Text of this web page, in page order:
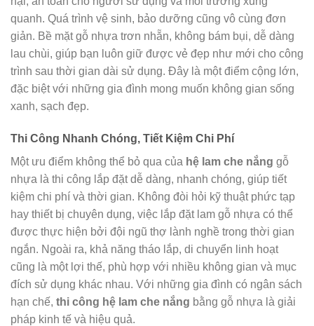
quanh. Quá trình vệ sinh, bảo dưỡng cũng vô cùng đơn
giản. Bề mặt gỗ nhựa trơn nhẵn, không bám bụi, dễ dàng
lau chùi, giúp bạn luôn giữ được vẻ đẹp như mới cho công
trình sau thời gian dài sử dụng. Đây là một điểm cộng lớn,
đặc biệt với những gia đình mong muốn không gian sống
xanh, sạch đẹp.
Thi Công Nhanh Chóng, Tiết Kiệm Chi Phí
Một ưu điểm không thể bỏ qua của hệ lam che nắng gỗ
nhựa là thi công lắp đặt dễ dàng, nhanh chóng, giúp tiết
kiệm chi phí và thời gian. Không đòi hỏi kỹ thuật phức tạp
hay thiết bị chuyên dụng, việc lắp đặt lam gỗ nhựa có thể
được thực hiện bởi đội ngũ thợ lành nghề trong thời gian
ngắn. Ngoài ra, khả năng tháo lắp, di chuyển linh hoạt
cũng là một lợi thế, phù hợp với nhiều không gian và mục
đích sử dụng khác nhau. Với những gia đình có ngân sách
hạn chế, thi công hệ lam che nắng bằng gỗ nhựa là giải
pháp kinh tế và hiệu quả.